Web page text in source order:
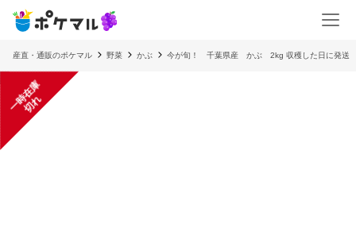
産直・通販のポケマル 野菜 かぶ 今が旬！ 千葉県産 かぶ 2kg 収穫した日に発送
一
時
在
庫
切
れ